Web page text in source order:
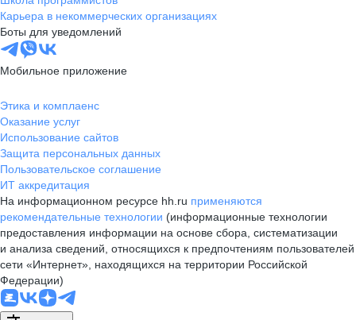
Карьера в некоммерческих организациях
Боты для уведомлений
Мобильное приложение
Этика и комплаенс
Оказание услуг
Использование сайтов
Защита персональных данных
Пользовательское соглашение
ИТ аккредитация
На информационном ресурсе hh.ru применяются
рекомендательные технологии (информационные технологии
предоставления информации на основе сбора, систематизации
и анализа сведений, относящихся к предпочтениям пользователей
сети «Интернет», находящихся на территории Российской
Федерации)